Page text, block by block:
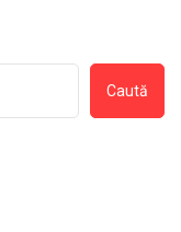
Caută